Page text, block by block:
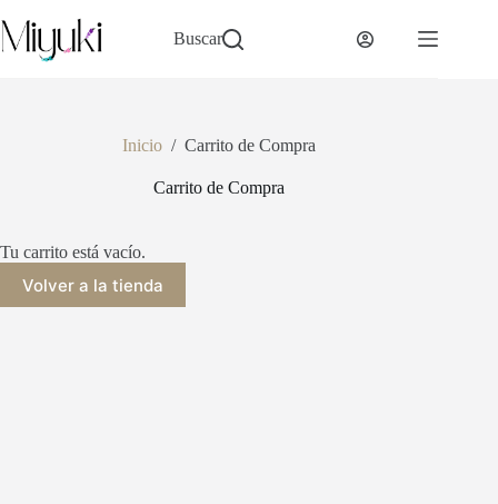
al
contenido
Buscar
Inicio / Carrito de Compra
Carrito de Compra
Tu carrito está vacío.
Volver a la tienda